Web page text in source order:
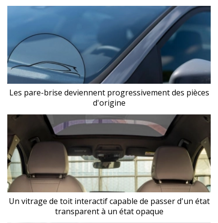
Les pare-brise deviennent progressivement des pièces
d'origine
Un vitrage de toit interactif capable de passer d'un état
transparent à un état opaque